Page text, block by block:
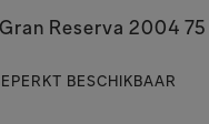
Reserva 2004 75
BESCHIKBAAR